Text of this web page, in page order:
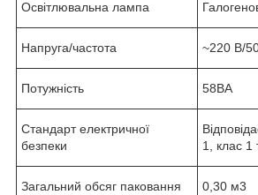
Освітлювальна лампа
Напруга/частота ~220 В/
Потужність 58ВА
Стандарт електричної
безпеки
1, клас 1
Загальний обсяг паковання 0,30 м3